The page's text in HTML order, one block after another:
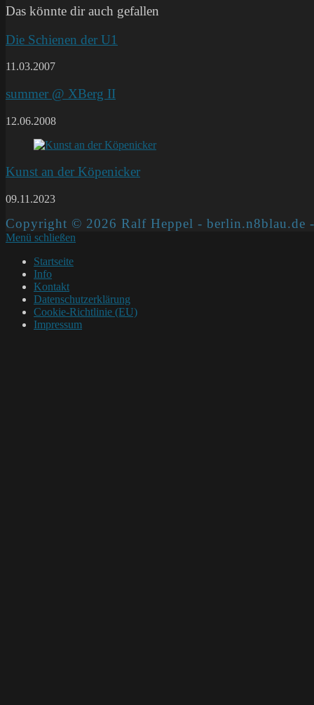
Das könnte dir auch gefallen
Die Schienen der U1
11.03.2007
summer @ XBerg II
12.06.2008
Kunst an der Köpenicker
09.11.2023
Copyright © 2026 Ralf Heppel - berlin.n8blau.de
Menü schließen
Startseite
Info
Kontakt
Datenschutzerklärung
Cookie-Richtlinie (EU)
Impressum